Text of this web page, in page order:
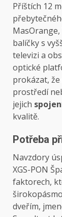
Příštích 12
balíčky s
televizi a
optické
prokázat,
prostředí
jejich
kvalitě.
Potřeba
Navzdory
XGS-PON
faktorech,
dveřím,